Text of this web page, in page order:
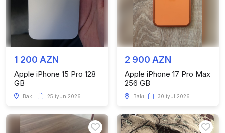
1 200 AZN
Apple iPhone 15 Pro 128
GB
Bakı 25 iyun 2026
2 900 AZN
Apple iPhone 17 Pro Max
256 GB
Bakı 30 iyul 2026